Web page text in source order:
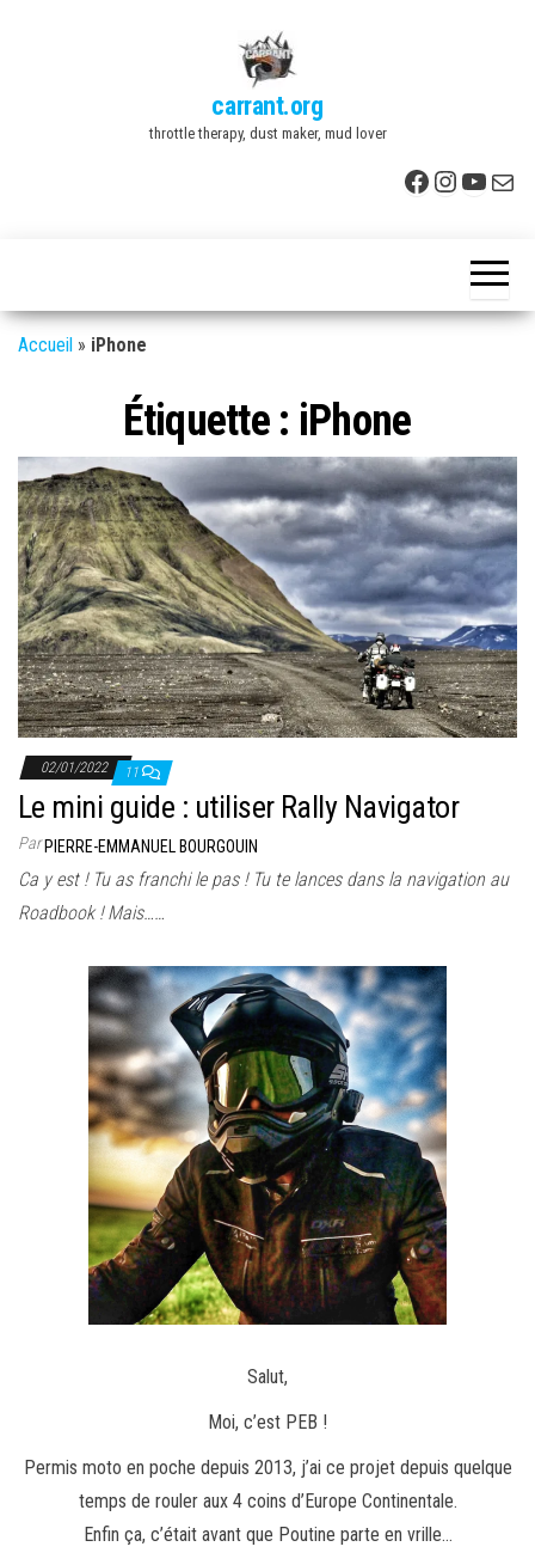
carrant.org
throttle therapy, dust maker, mud lover
Facebook
E-
Accueil » iPhone
Étiquette : iPhone
02/01/2022 11
Le mini guide : utiliser Rally Navigator
ParPIERRE-EMMANUEL BOURGOUIN
Ca y est ! Tu as franchi le pas ! Tu te lances dans la navigation au
Roadbook ! Mais……
Salut,
Moi, c’est PEB !
Permis moto en poche depuis 2013, j’ai ce projet depuis quelque
temps de rouler aux 4 coins d’Europe Continentale.
Enfin ça, c’était avant que Poutine parte en vrille…